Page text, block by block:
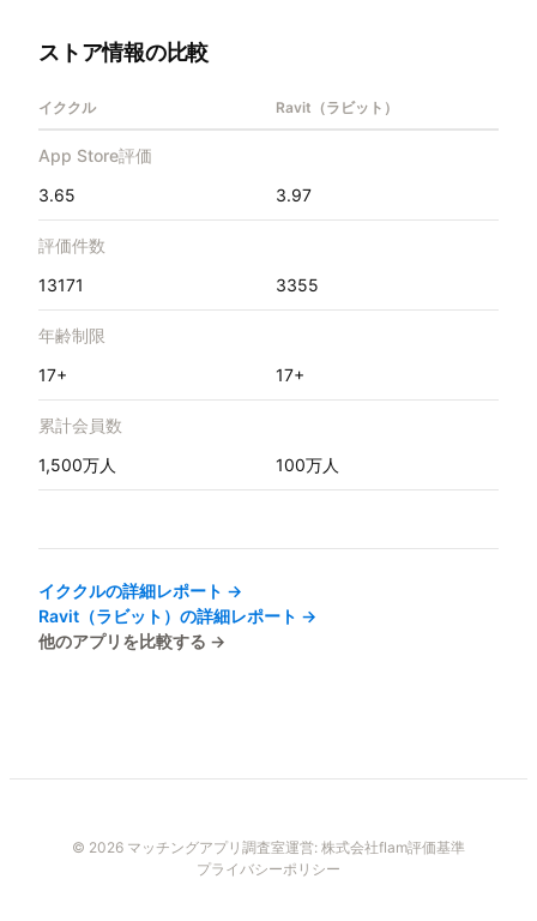
ストア情報の比較
イククル Ravit（ラビット）
App Store評価
3.65
3.97
評価件数
13171
3355
年齢制限
17+
17+
累計会員数
1,500万人
100万人
イククルの詳細レポート →
Ravit（ラビット） の詳細レポート →
他のアプリを比較する →
© 2026 マッチングアプリ調査室運営: 株式会社flam評価基準
プライバシーポリシー